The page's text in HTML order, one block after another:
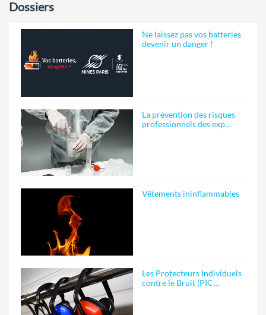
Dossiers
Ne laissez pas vos batteries
devenir un danger !
La prévention des risques
professionnels des exp…
Vêtements ininflammables
Les Protecteurs Individuels
contre le Bruit (PIC…